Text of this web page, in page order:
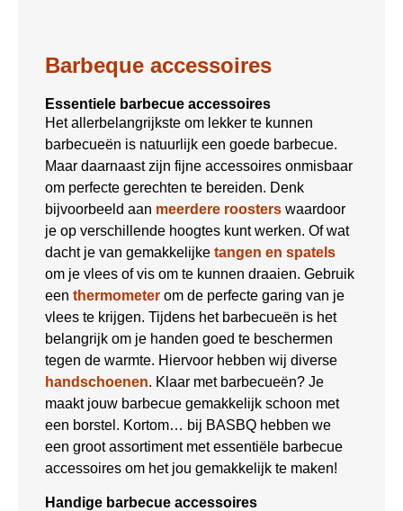
Barbeque accessoires
Essentiele barbecue accessoires
Het allerbelangrijkste om lekker te kunnen
barbecueën is natuurlijk een goede barbecue.
Maar daarnaast zijn fijne accessoires onmisbaar
om perfecte gerechten te bereiden. Denk
bijvoorbeeld aan meerdere roosters waardoor
je op verschillende hoogtes kunt werken. Of wat
dacht je van gemakkelijke tangen en spatels
om je vlees of vis om te kunnen draaien. Gebruik
een thermometer om de perfecte garing van je
vlees te krijgen. Tijdens het barbecueën is het
belangrijk om je handen goed te beschermen
tegen de warmte. Hiervoor hebben wij diverse
handschoenen. Klaar met barbecueën? Je
maakt jouw barbecue gemakkelijk schoon met
een borstel. Kortom… bij BASBQ hebben we
een groot assortiment met essentiële barbecue
accessoires om het jou gemakkelijk te maken!
Handige barbecue accessoires